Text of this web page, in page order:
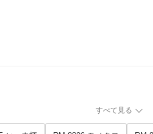
すべて見る